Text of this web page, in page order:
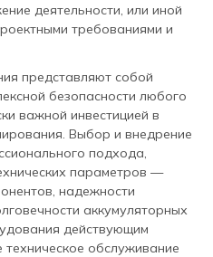
деятельности, или иной
требованиями и
представляют собой
безопасности любого
важной инвестицией в
Выбор и внедрение
подхода,
параметров —
надежности
аккумуляторных
действующим
обслуживание